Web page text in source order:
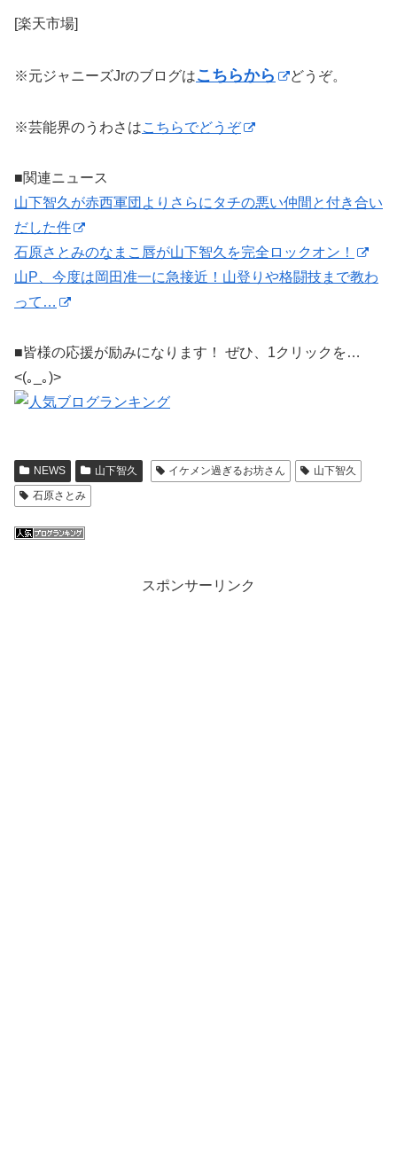
[楽天市場]
※元ジャニーズJrのブログはこちらから どうぞ。
※芸能界のうわさはこちらでどうぞ
■関連ニュース
山下智久が赤西軍団よりさらにタチの悪い仲間と付き合い
だした件
石原さとみのなまこ唇が山下智久を完全ロックオン！
山P、今度は岡田准一に急接近！山登りや格闘技まで教わ
って…
■皆様の応援が励みになります！ ぜひ、1クリックを…
<(｡_｡)>
NEWS 山下智久 イケメン過ぎるお坊さん
山下智久
石原さとみ
スポンサーリンク